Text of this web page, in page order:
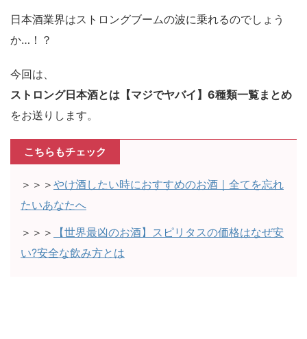
日本酒業界はストロングブームの波に乗れるのでしょう
か…！？
今回は、
ストロング日本酒とは【マジでヤバイ】6種類一覧まとめ
をお送りします。
こちらもチェック
＞＞＞ やけ酒したい時におすすめのお酒｜全てを忘れ
たいあなたへ
＞＞＞
【世界最凶のお酒】スピリタスの価格はなぜ安
い?安全な飲み方とは